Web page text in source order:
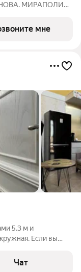
МИРАПОЛИС
башен с мне
5,3 м и
Если вы
эта квартира
Чат